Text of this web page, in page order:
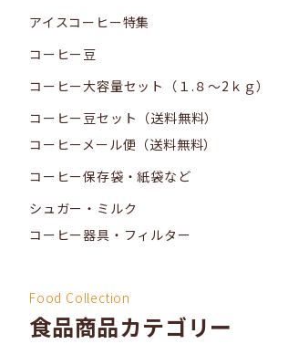
アイスコーヒー特集
コーヒー豆
コーヒー大容量セット（１.８～2ｋｇ）
コーヒー豆セット（送料無料）
コーヒーメール便（送料無料）
コーヒー保存袋・紙袋など
シュガー・ミルク
コーヒー器具・フィルター
Food Collection
食品商品カテゴリー